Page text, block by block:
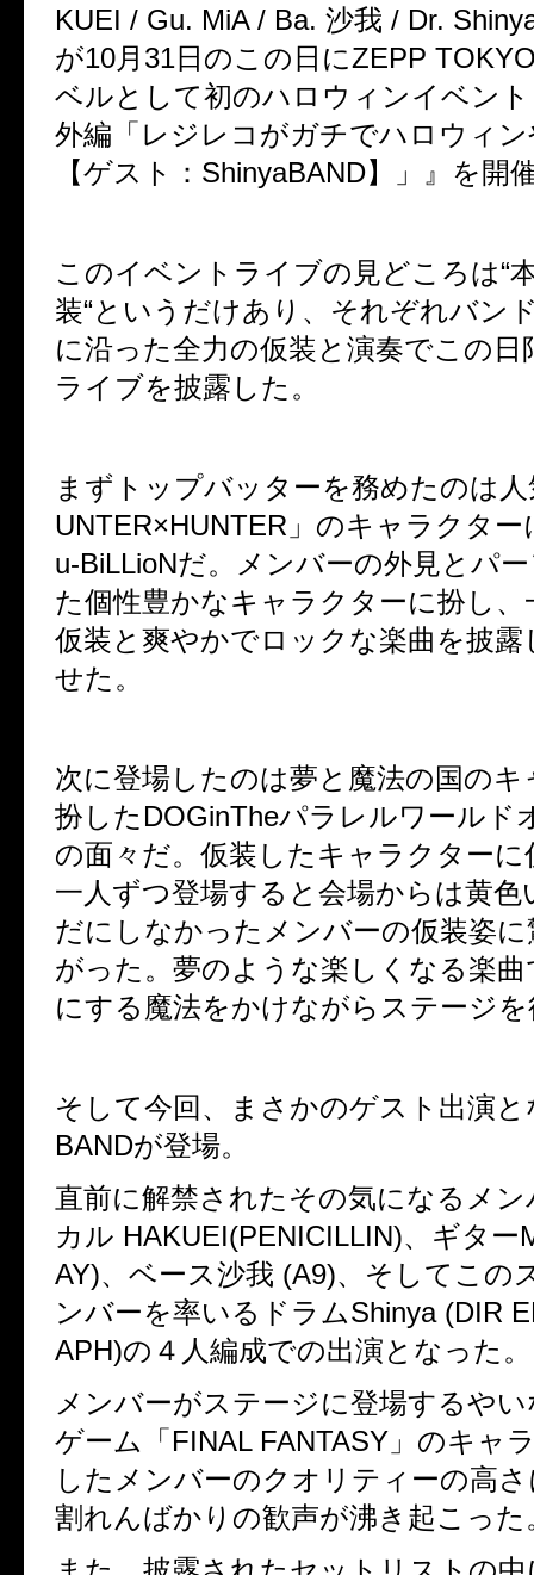
KUEI / Gu. MiA / Ba. 沙我 / Dr.
が10月 31日のこの日にZEPP
ベルとして初のハロウィンイベン
外編「レジレコがガチでハロウィ
【ゲスト： ShinyaBAND】」』を開
このイベントライブの見どころは“
装“というだけあり、それぞれバン
に沿った全力の仮装と演奏でこの日
ライブを披露した。
まずトップバッターを務めたのは
UNTER×HUNTER 」のキャラクタ
u-BiLLioNだ。メンバーの外見とパ
た個性豊かなキャラクターに扮し、
仮装と爽やかでロックな楽曲を披露
せた。
次に登場したのは夢と魔法の国の
扮した DOGinTheパラレルワールド
の面々だ。仮装したキャラクターに
一人ずつ登場すると会場からは黄色
だにしなかったメンバーの仮装姿
がった。夢のような楽しくなる楽曲
にする魔法をかけながらステージ
そして今回、まさかのゲスト出演
BANDが登場。
直前に解禁されたその気になるメ
カル HAKUEI(PENICILLIN)、ギター
AY)、ベース沙我 (A9)、そしてこの
ンバーを率いるドラムShinya (DIR
APH)の４人編成での出演となった。
メンバーがステージに登場するや
ゲーム「 FINAL FANTASY 」のキャ
したメンバーのクオリティーの高
割れんばかりの歓声が沸き起こった